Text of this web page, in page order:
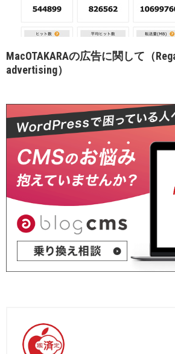
MacOTAKARAの広告に関して（
advertising）